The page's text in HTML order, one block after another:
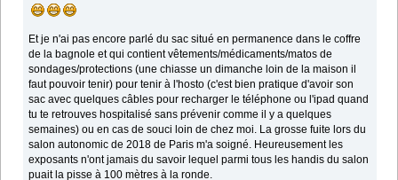
Et je n'ai pas encore parlé du sac situé en permanence dans le coffre
de la bagnole et qui contient vêtements/médicaments/matos de
sondages/protections (une chiasse un dimanche loin de la maison il
faut pouvoir tenir) pour tenir à l'hosto (c'est bien pratique d'avoir son
sac avec quelques câbles pour recharger le téléphone ou l'ipad quand
tu te retrouves hospitalisé sans prévenir comme il y a quelques
semaines) ou en cas de souci loin de chez moi. La grosse fuite lors du
salon autonomic de 2018 de Paris m'a soigné. Heureusement les
exposants n'ont jamais du savoir lequel parmi tous les handis du salon
puait la pisse à 100 mètres à la ronde.